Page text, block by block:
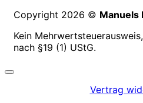
Copyright 2026 © Manuels
Kein
nach §19 (1) UStG.
Vertrag